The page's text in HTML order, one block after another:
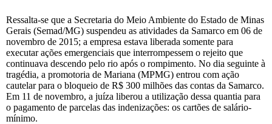
Ressalta-se que a Secretaria do Meio Ambiente do Estado de Minas
Gerais (Semad/MG) suspendeu as atividades da Samarco em 06 de
novembro de 2015; a empresa estava liberada somente para
executar ações emergenciais que interrompessem o rejeito que
continuava descendo pelo rio após o rompimento. No dia seguinte à
tragédia, a promotoria de Mariana (MPMG) entrou com ação
cautelar para o bloqueio de R$ 300 milhões das contas da Samarco.
Em 11 de novembro, a juíza liberou a utilização dessa quantia para
o pagamento de parcelas das indenizações: os cartões de salário-
mínimo.